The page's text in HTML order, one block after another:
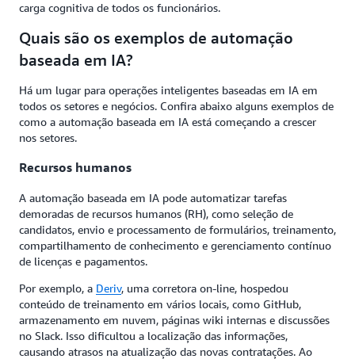
carga cognitiva de todos os funcionários.
Quais são os exemplos de automação
baseada em IA?
Há um lugar para operações inteligentes baseadas em IA em
todos os setores e negócios. Confira abaixo alguns exemplos de
como a automação baseada em IA está começando a crescer
nos setores.
Recursos humanos
A automação baseada em IA pode automatizar tarefas
demoradas de recursos humanos (RH), como seleção de
candidatos, envio e processamento de formulários, treinamento,
compartilhamento de conhecimento e gerenciamento contínuo
de licenças e pagamentos.
Por exemplo, a Deriv, uma corretora on-line, hospedou
conteúdo de treinamento em vários locais, como GitHub,
armazenamento em nuvem, páginas wiki internas e discussões
no Slack. Isso dificultou a localização das informações,
causando atrasos na atualização das novas contratações. Ao